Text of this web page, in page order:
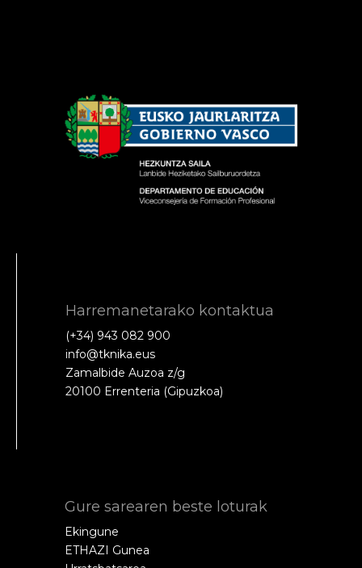
Harremanetarako kontaktua
(+34) 943 082 900
info@tknika.eus
Zamalbide Auzoa z/g
20100 Errenteria (Gipuzkoa)
Gure sarearen beste loturak
Ekingune
ETHAZI Gunea